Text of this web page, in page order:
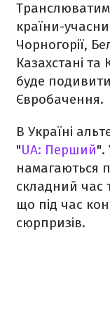
країни-
Чорногорії,
Казахстані
буде
Євробачення.
В Україні
"UA: Перший".
намагаються
складний час
що під час
сюрпризів.